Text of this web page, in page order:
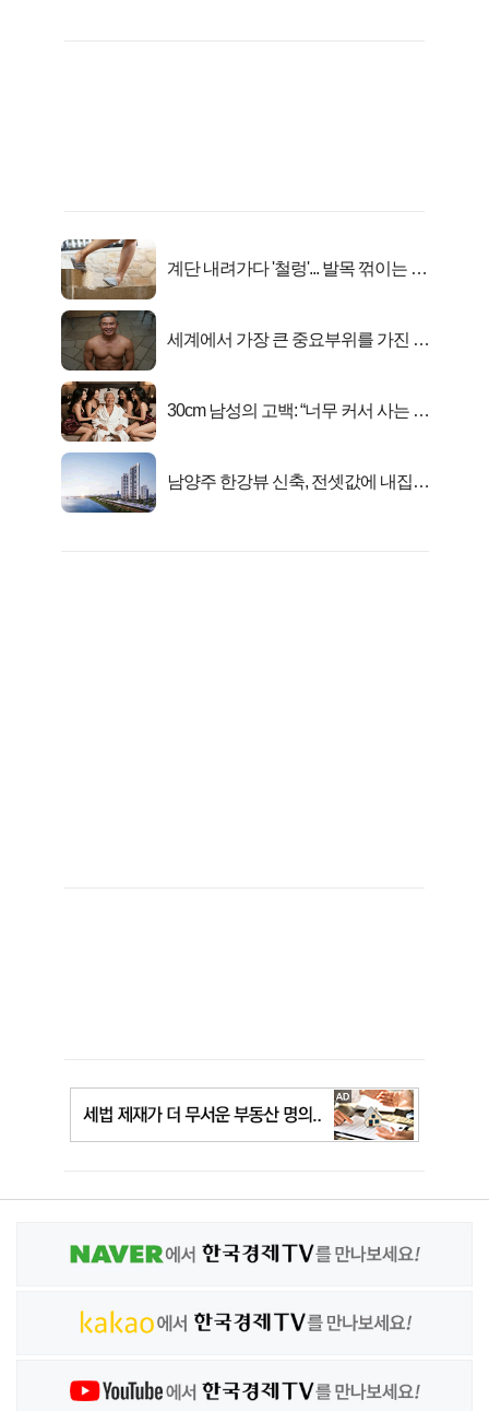
계단 내려가다 '철렁'... 발목 꺾이는 이
세계에서 가장 큰 중요부위를 가진 남
30cm 남성의 고백: “너무 커서 사는 게
남양주 한강뷰 신축, 전셋값에 내집마